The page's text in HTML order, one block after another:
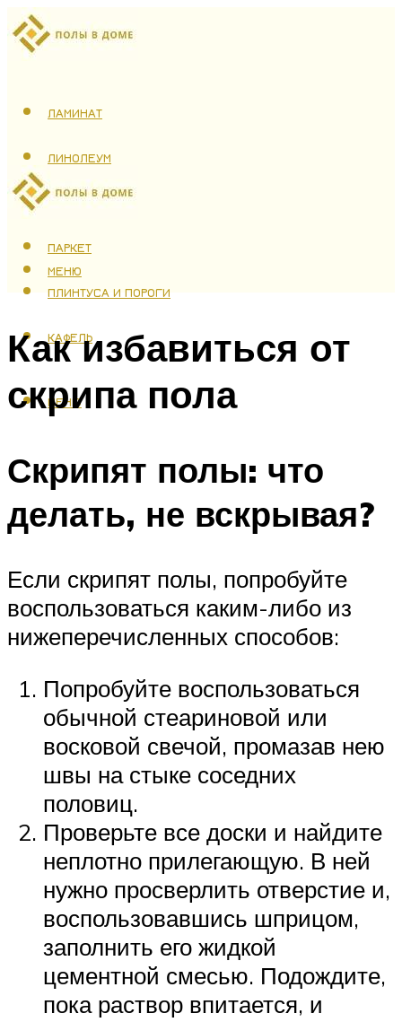
ЛАМИНАТ
ЛИНОЛЕУМ
ТЕПЛЫЙ ПОЛ
ПАРКЕТ
ПЛИНТУСА И ПОРОГИ
КАФЕЛЬ
МЕНЮ
МЕНЮ
Как избавиться от
скрипа пола
Скрипят полы: что
делать, не вскрывая?
Если скрипят полы, попробуйте
воспользоваться каким-либо из
нижеперечисленных способов:
Попробуйте воспользоваться
обычной стеариновой или
восковой свечой, промазав нею
швы на стыке соседних
половиц.
Проверьте все доски и найдите
неплотно прилегающую. В ней
нужно просверлить отверстие и,
воспользовавшись шприцом,
заполнить его жидкой
цементной смесью. Подождите,
пока раствор впитается, и